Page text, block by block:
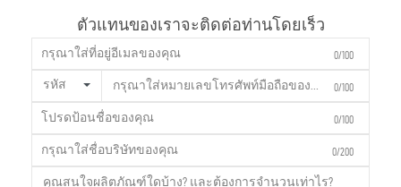
ตัวแทนของเราจะติดต่อท่านโดยเร็ว
0/100
รหัส 0/100
0/100
0/200